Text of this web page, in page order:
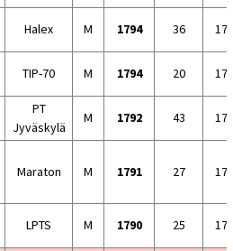
Halex M 1794 36
TIP-70 M 1794 20
PT
Jyväskylä
M 1792 43
Maraton M 1791 27
LPTS M 1790 25